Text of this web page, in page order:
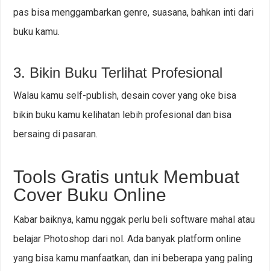
pas bisa menggambarkan genre, suasana, bahkan inti dari
buku kamu.
3. Bikin Buku Terlihat Profesional
Walau kamu self-publish, desain cover yang oke bisa
bikin buku kamu kelihatan lebih profesional dan bisa
bersaing di pasaran.
Tools Gratis untuk Membuat
Cover Buku Online
Kabar baiknya, kamu nggak perlu beli software mahal atau
belajar Photoshop dari nol. Ada banyak platform online
yang bisa kamu manfaatkan, dan ini beberapa yang paling